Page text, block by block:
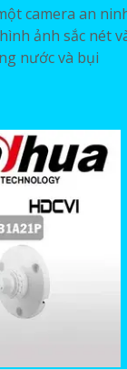
camera an
ảnh sắc nét
nước và bụi